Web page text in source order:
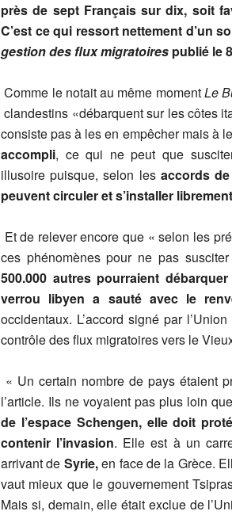
près de sept Français sur dix, soit
C’est ce qui ressort nettement d’un
gestion des flux migratoires publié le
Comme le notait au même momentLe
clandestins «débarquent sur les côtes
consiste pas à les en empêcher mais à
accompli, ce qui ne peut que
illusoire puisque, selon les accords
peuvent circuler et s’installer
Et de relever encore que « selon les
ces phénomènes pour ne pas
500.000 autres pourraient
verrou libyen a sauté avec le
occidentaux. L’accord signé par
contrôle des flux migratoires vers le
« Un certain nombre de pays étaient
l’article. Ils ne voyaient pas plus loin
de l’espace Schengen, elle doit
contenir l’invasion. Elle est à un
arrivant de Syrie,en face de la Grèce.
vaut mieux que le gouvernement
Mais si, demain, elle était exclue de